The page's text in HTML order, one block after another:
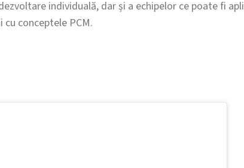
individuală, dar și a echipelor ce poate fi
conceptele PCM.